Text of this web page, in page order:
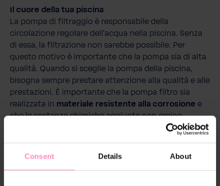
Consent Details About
Il cuore della tua piscina
La pompa di filtraggio è responsabile della
circolazione regolare dell'acqua nella piscina. Senza
di essa, la filtrazione non sarebbe possibile. Per
questo motivo è importante che la pompa sia di alta
qualità. Quando si sceglie la pompa della piscina,
bisogna sempre prestare attenzione alla qualità e alle
prestazioni. È importante che la pompa filtro sia
realizzata in materiale resistente alla corrosione e
che le sostanze chimiche aggiunte non creino
problemi. Inoltre, le prestazioni o la portata/ora